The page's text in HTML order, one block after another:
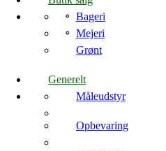
Bageri
Mejeri
Grønt
Generelt
Måleudstyr
Opbevaring